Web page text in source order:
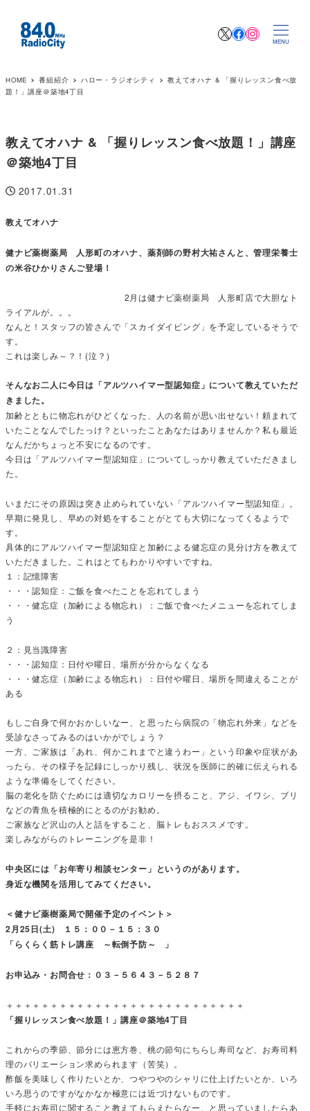
XFacebook
MENU
HOME 番組紹介 ハロー・ラジオシティ
教えてオハナ & 「握りレッスン食べ放
題！」講座＠築地4丁目
教えてオハナ & 「握りレッスン食べ放題！」講座
＠築地4丁目
投稿日
2017.01.31
教えてオハナ
健ナビ薬樹薬局 人形町のオハナ、薬剤師の野村大祐さんと、管理栄養士
の米谷ひかりさんご登場！
2月は健ナビ薬樹薬局 人形町店で大胆なト
ライアルが。。。
なんと！スタッフの皆さんで「スカイダイビング」を予定しているそうで
す。
これは楽しみ～？！(泣？)
そんなお二人に今日は「アルツハイマー型認知症」について教えていただ
きました。
加齢とともに物忘れがひどくなった、人の名前が思い出せない！頼まれて
いたことなんでしたっけ？といったことあなたはありませんか？私も最近
なんだかちょっと不安になるのです。
今日は「アルツハイマー型認知症」についてしっかり教えていただきまし
た。
いまだにその原因は突き止められていない「アルツハイマー型認知症」。
早期に発見し、早めの対処をすることがとても大切になってくるようで
す。
具体的にアルツハイマー型認知症と加齢による健忘症の見分け方を教えて
いただきました。これはとてもわかりやすいですね。
１：記憶障害
・・・認知症：ご飯を食べたことを忘れてしまう
・・・健忘症（加齢による物忘れ）：ご飯で食べたメニューを忘れてしま
う
２：見当識障害
・・・認知症：日付や曜日、場所が分からなくなる
・・・健忘症（加齢による物忘れ）：日付や曜日、場所を間違えることが
ある
もしご自身で何かおかしいなー、と思ったら病院の「物忘れ外来」などを
受診なさってみるのはいかがでしょう？
一方、ご家族は「あれ、何かこれまでと違うわー」という印象や症状があ
ったら、その様子を記録にしっかり残し、状況を医師に的確に伝えられる
ような準備をしてください。
脳の老化を防ぐためには適切なカロリーを摂ること、アジ、イワシ、ブリ
などの青魚を積極的にとるのがお勧め。
ご家族など沢山の人と話をすること、脳トレもおススメです。
楽しみながらのトレーニングを是非！
中央区には「お年寄り相談センター」というのがあります。
身近な機関を活用してみてください。
＜健ナビ薬樹薬局で開催予定のイベント＞
2月25日(土) １５：００－１５：３０
「らくらく筋トレ講座 ～転倒予防～ 」
お申込み・お問合せ：０３－５６４３－５２８７
＋＋＋＋＋＋＋＋＋＋＋＋＋＋＋＋＋＋＋＋＋＋＋＋＋＋＋
「握りレッスン食べ放題！」講座＠築地4丁目
これからの季節、節分には恵方巻、桃の節句にちらし寿司など、お寿司料
理のバリエーション求められます（苦笑）。
酢飯を美味しく作りたいとか、つやつやのシャリに仕上げたいとか、いろ
いろ思うのですがなかなか極意には近づけないものです。
手軽にお寿司に関すること教えてもらえたらなー、と思っていましたらあ